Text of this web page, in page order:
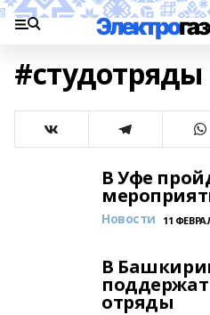
#студотряды
В Уфе
Новости 11
В
поддержат
отряды